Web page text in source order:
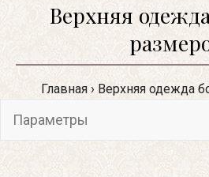
Верхняя
Главная Верхняя одежда
Параметры